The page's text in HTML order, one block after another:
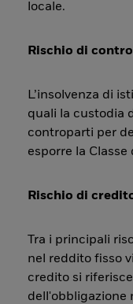
locale.
Rischio di
L’insolvenza di
quali la custodia
controparti per
esporre la
Rischio di
Tra i principali
nel reddito fisso
credito si
dell'obbligazione